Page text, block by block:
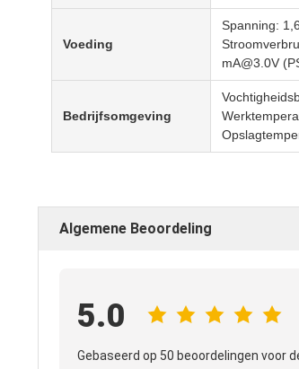
Voeding
Spanning:
mA@3.0V
Bedrijfsomgeving
Algemene Beoordeling
5.0
Gebaseerd op 50 beoordelingen voor